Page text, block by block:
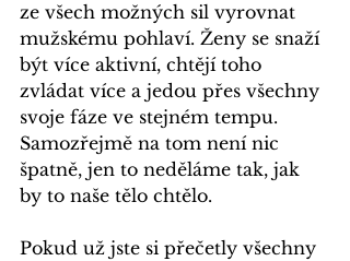
ze všech možných sil vyrovnat
mužskému pohlaví. Ženy se snaží
být více aktivní, chtějí toho
zvládat více a jedou přes všechny
svoje fáze ve stejném tempu.
Samozřejmě na tom není nic
špatně, jen to neděláme tak, jak
by to naše tělo chtělo.
Pokud už jste si přečetly všechny